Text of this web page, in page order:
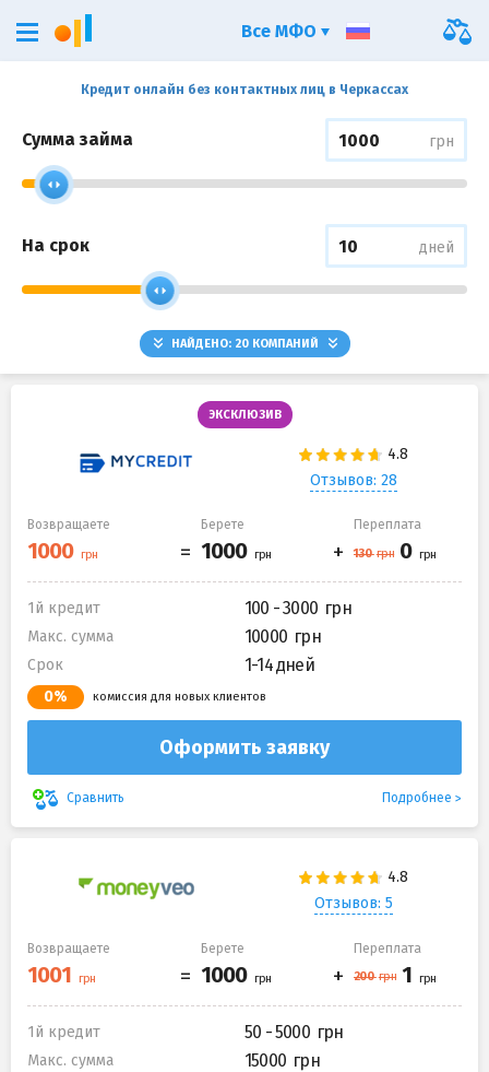
Кредит онлайн без контактных лиц в Черкассах
Сумма займа грн
На срок дней
НАЙДЕНО: 20КОМПАНИЙ
ЭКСКЛЮЗИВ
Отзывов: 28
Возвращаете Берете Переплата
1й кредит 100 - 3000
Макс. сумма 10000
Срок 1-14 дней
0% комиссия для новых клиентов
Оформить заявку
Сравнить Подробнее
Отзывов: 5
Возвращаете Берете Переплата
1й кредит 50 - 5000
Макс. сумма 15000
Все МФО